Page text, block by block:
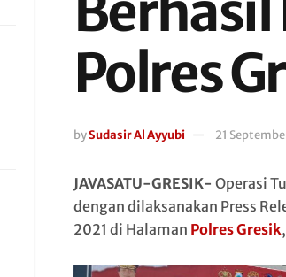
Polres
bySudasir Al Ayyubi 21
JAVASATU-GRESIK- Operasi
dengan dilaksanakan Press
2021 di Halaman Polres Gresik